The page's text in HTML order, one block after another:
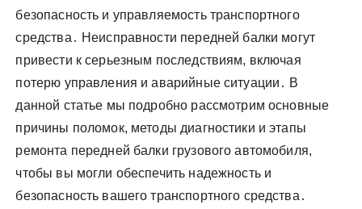
безопасность и управляемость транспортного
средства․ Неисправности передней балки могут
привести к серьезным последствиям, включая
потерю управления и аварийные ситуации․ В
данной статье мы подробно рассмотрим основные
причины поломок, методы диагностики и этапы
ремонта передней балки грузового автомобиля,
чтобы вы могли обеспечить надежность и
безопасность вашего транспортного средства․